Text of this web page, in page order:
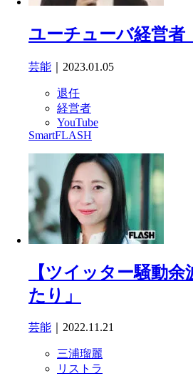
ユーチューバ経営
芸能 ｜2023.01.05
退任
経営者
YouTube
SmartFLASH
【ツイッター騒動
たり」
芸能 ｜2022.11.21
三浦瑠麗
リストラ